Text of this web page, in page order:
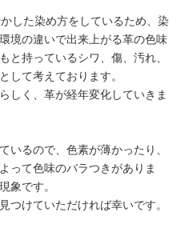
した染め方をしているため、染
境の違いで出来上がる革の色味
と持っているシワ、傷、汚れ、
して考えております。
しく、革が経年変化していきま
いるので、色素が薄かったり、
って色味のバラつきがありま
象です。
つけていただければ幸いです。